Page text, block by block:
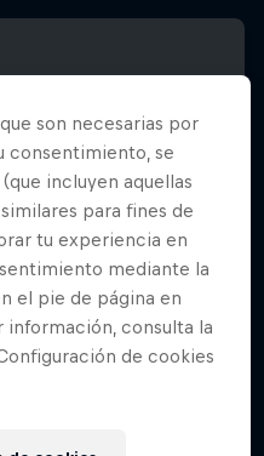
son necesarias por
consentimiento, se
incluyen aquellas
para fines de
tu experiencia en
mediante la
el pie de página en
información, consulta la
de cookies